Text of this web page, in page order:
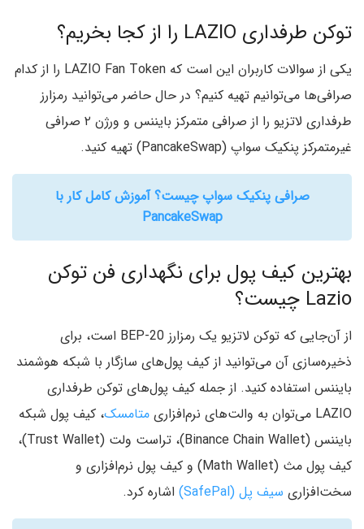
توکن طرفداری LAZIO را از کجا بخریم؟
یکی از سوالات کاربران این است که LAZIO Fan Token را از کدام
صرافی‌ها می‌توانیم تهیه کنیم؟ در حال حاضر می‌توانید رمزارز
طرفداری لاتزیو را از صرافی متمرکز بایننس و ورژن ۲ صرافی
غیرمتمرکز پنکیک سواپ (PancakeSwap) تهیه کنید.
صرافی پنکیک سواپ چیست؟ آموزش کامل کار با
PancakeSwap
بهترین کیف پول برای نگهداری فن توکن
Lazio چیست؟
از آن‌‌جایی که توکن لاتزیو یک رمزارز BEP-20 است، برای
ذخیره‌سازی آن می‌توانید از کیف پول‌های سازگار با شبکه هوشمند
بایننس استفاده کنید. از جمله کیف پول‌های توکن طرفداری
LAZIO می‌توان به والت‌های نرم‌افزاری
متامسک، کیف پول شبکه
بایننس (Binance Chain Wallet)، تراست ولت (Trust Wallet)،
کیف پول مث (Math Wallet) و کیف پول نرم‌افزاری و
سخت‌افزاری سیف پل (SafePal) اشاره کرد.